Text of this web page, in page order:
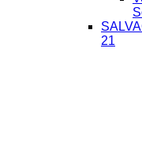
21